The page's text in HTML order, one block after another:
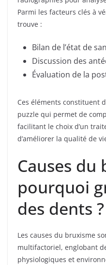
Parmi les facteurs clés à
trouve :
Bilan de l’état de
Discussion des
Évaluation de la
Ces éléments constituent
puzzle qui permet de
facilitant le choix d’un
d’améliorer la qualité de
Causes du
pourquoi
des dents ?
Les causes du bruxisme
multifactoriel, englobant
physiologiques et